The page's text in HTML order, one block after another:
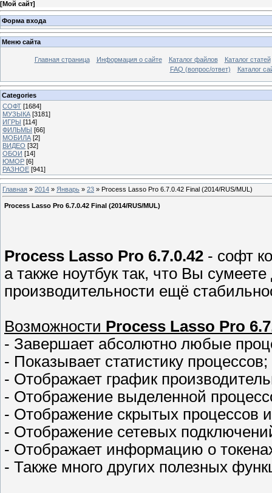
[Мой сайт]
Форма входа
Меню сайта
Главная страница Информация о сайте Каталог файлов
Каталог статей
FAQ (вопрос/ответ)
Каталог
Categories
СОФТ [1684]
МУЗЫКА [3181]
ИГРЫ [114]
ФИЛЬМЫ [66]
МОБИЛА [2]
ВИДЕО [32]
ОБОИ [14]
ЮМОР [6]
РАЗНОЕ [941]
Главная » 2014 » Январь » 23 » Process Lasso Pro 6.7.0.42 Final (2014/RUS/MUL)
Process Lasso Pro 6.7.0.42 Final (2014/RUS/MUL)
Process Lasso Pro 6.7.0.42 - софт
а также ноутбук так, что Вы
производительности ещё
Возможности Process Lasso Pro
- Завершает абсолютно любые
- Показывает статистику процессов;
- Отображает график
- Отображение выделенной
- Отображение скрытых процессов
- Отображение сетевых
- Отображает информацию о
- Также много других полезных